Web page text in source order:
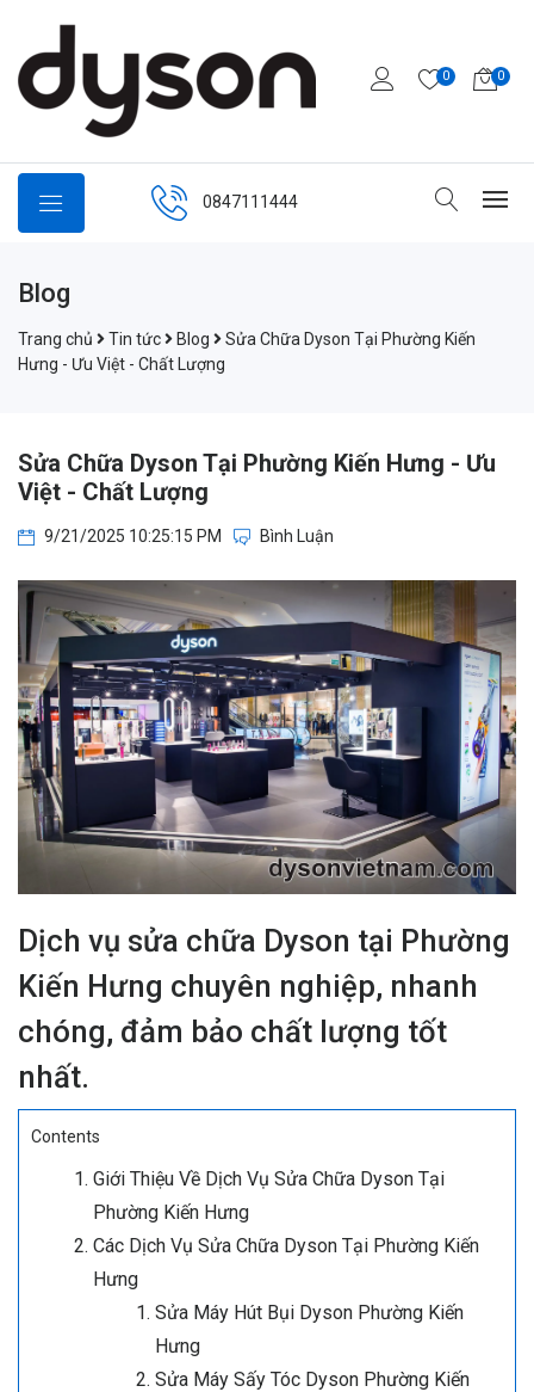
0 0
0847111444
Blog
Trang chủ Tin tức Blog
Sửa Chữa Dyson Tại Phường Kiến
Hưng - Ưu Việt - Chất Lượng
Sửa Chữa Dyson Tại Phường Kiến Hưng - Ưu
Việt - Chất Lượng
9/21/2025 10:25:15 PM Bình Luận
Dịch vụ sửa chữa Dyson tại Phường
Kiến Hưng chuyên nghiệp, nhanh
chóng, đảm bảo chất lượng tốt
nhất.
Contents
Giới Thiệu Về Dịch Vụ Sửa Chữa Dyson Tại
Phường Kiến Hưng
Các Dịch Vụ Sửa Chữa Dyson Tại Phường Kiến
Hưng
Sửa Máy Hút Bụi Dyson Phường Kiến
Hưng
Sửa Máy Sấy Tóc Dyson Phường Kiến